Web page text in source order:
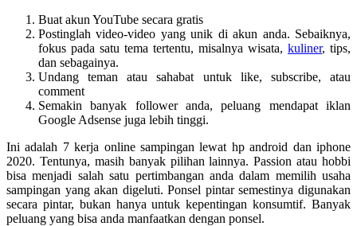
Buat akun YouTube secara gratis
Postinglah video-video yang unik di akun anda. Sebaiknya,
fokus pada satu tema tertentu, misalnya wisata, kuliner, tips,
dan sebagainya.
Undang teman atau sahabat untuk like, subscribe, atau
comment
Semakin banyak follower anda, peluang mendapat iklan
Google Adsense juga lebih tinggi.
Ini adalah 7 kerja online sampingan lewat hp android dan iphone
2020. Tentunya, masih banyak pilihan lainnya. Passion atau hobbi
bisa menjadi salah satu pertimbangan anda dalam memilih usaha
sampingan yang akan digeluti. Ponsel pintar semestinya digunakan
secara pintar, bukan hanya untuk kepentingan konsumtif. Banyak
peluang yang bisa anda manfaatkan dengan ponsel.